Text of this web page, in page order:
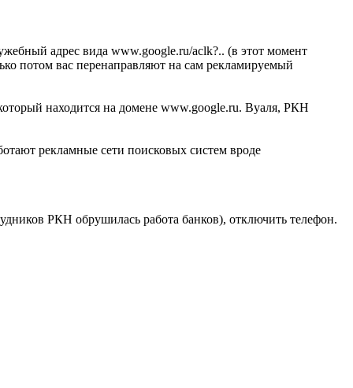
адрес вида www.google.ru/aclk?.. (в этот момент
потом вас перенаправляют на сам рекламируемый
находится на домене www.google.ru. Вуаля, РКН
рекламные сети поисковых систем вроде
РКН обрушилась работа банков), отключить телефон.